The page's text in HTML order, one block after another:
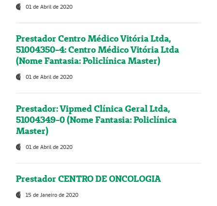
01 de Abril de 2020
Prestador Centro Médico Vitória Ltda,
51004350-4: Centro Médico Vitória Ltda
(Nome Fantasia: Policlínica Master)
01 de Abril de 2020
Prestador: Vipmed Clínica Geral Ltda,
51004349-0 (Nome Fantasia: Policlínica
Master)
01 de Abril de 2020
Prestador CENTRO DE ONCOLOGIA
15 de Janeiro de 2020